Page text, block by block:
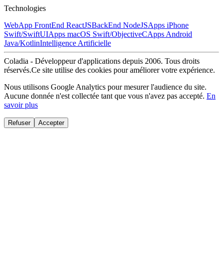
Technologies
WebApp FrontEnd ReactJSBackEnd NodeJSApps iPhone
Swift/SwiftUIApps macOS Swift/ObjectiveCApps Android
Java/KotlinIntelligence Artificielle
Coladia - Développeur d'applications depuis 2006. Tous droits
réservés.Ce site utilise des cookies pour améliorer votre expérience.
Nous utilisons Google Analytics pour mesurer l'audience du site.
Aucune donnée n'est collectée tant que vous n'avez pas accepté. En
savoir plus
Refuser Accepter